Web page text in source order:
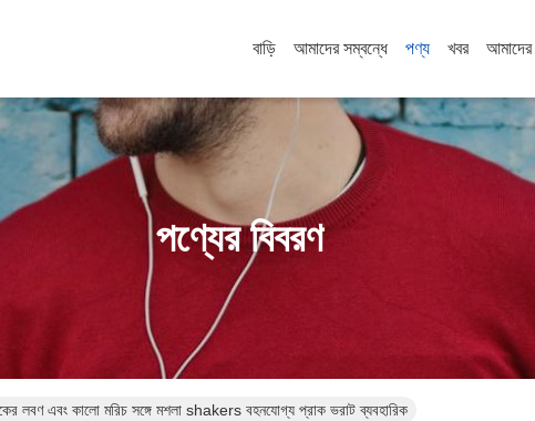
বাড়ি আমাদের সম্বন্ধে পণ্য খবর
পণ্যের বিবরণ
লবণ এবং কালো মরিচ সঙ্গে মশলা shakers বহনযোগ্য প্রাক ভরাট ব্যবহারিক